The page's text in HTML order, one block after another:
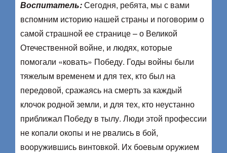
Воспитатель:Сегодня, ребята, мы с вами
вспомним историю нашей страны и поговорим о
самой страшной ее странице – о Великой
Отечественной войне, и людях, которые
помогали «ковать» Победу. Годы войны были
тяжелым временем и для тех, кто был на
передовой, сражаясь на смерть за каждый
клочок родной земли, и для тех, кто неустанно
приближал Победу в тылу. Люди этой профессии
не копали окопы и не рвались в бой,
вооружившись винтовкой. Их боевым оружием